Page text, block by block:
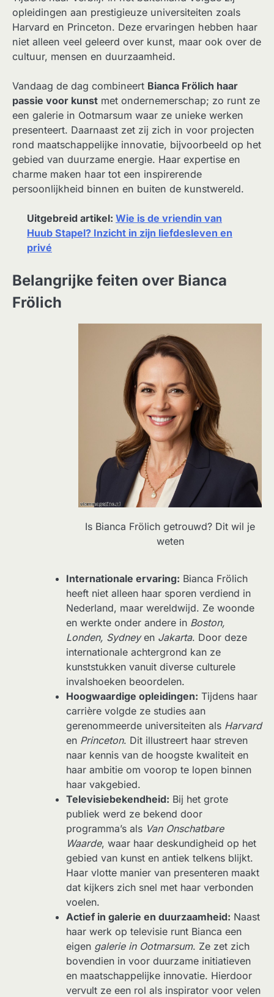
opleidingen aan prestigieuze universiteiten zoals
Harvard en Princeton. Deze ervaringen hebben haar
niet alleen veel geleerd over kunst, maar ook over de
cultuur, mensen en duurzaamheid.
Vandaag de dag combineert Bianca Frölich haar
passie voor kunst met ondernemerschap; zo runt ze
een galerie in Ootmarsum waar ze unieke werken
presenteert. Daarnaast zet zij zich in voor projecten
rond maatschappelijke innovatie, bijvoorbeeld op het
gebied van duurzame energie. Haar expertise en
charme maken haar tot een inspirerende
persoonlijkheid binnen en buiten de kunstwereld.
Uitgebreid artikel: Wie is de vriendin van
Huub Stapel? Inzicht in zijn liefdesleven en
privé
Belangrijke feiten over Bianca
Frölich
Is Bianca Frölich getrouwd? Dit wil je
weten
Internationale ervaring: Bianca Frölich
heeft niet alleen haar sporen verdiend in
Nederland, maar wereldwijd. Ze woonde
en werkte onder andere in Boston,
Londen, Sydneyen Jakarta. Door deze
internationale achtergrond kan ze
kunststukken vanuit diverse culturele
invalshoeken beoordelen.
Hoogwaardige opleidingen: Tijdens haar
carrière volgde ze studies aan
gerenommeerde universiteiten als Harvard
en Princeton. Dit illustreert haar streven
naar kennis van de hoogste kwaliteit en
haar ambitie om voorop te lopen binnen
haar vakgebied.
Televisiebekendheid: Bij het grote
publiek werd ze bekend door
programma’s als Van Onschatbare
Waarde, waar haar deskundigheid op het
gebied van kunst en antiek telkens blijkt.
Haar vlotte manier van presenteren maakt
dat kijkers zich snel met haar verbonden
voelen.
Actief in galerie en duurzaamheid: Naast
haar werk op televisie runt Bianca een
eigen galerie in Ootmarsum. Ze zet zich
bovendien in voor duurzame initiatieven
en maatschappelijke innovatie. Hierdoor
vervult ze een rol als inspirator voor velen